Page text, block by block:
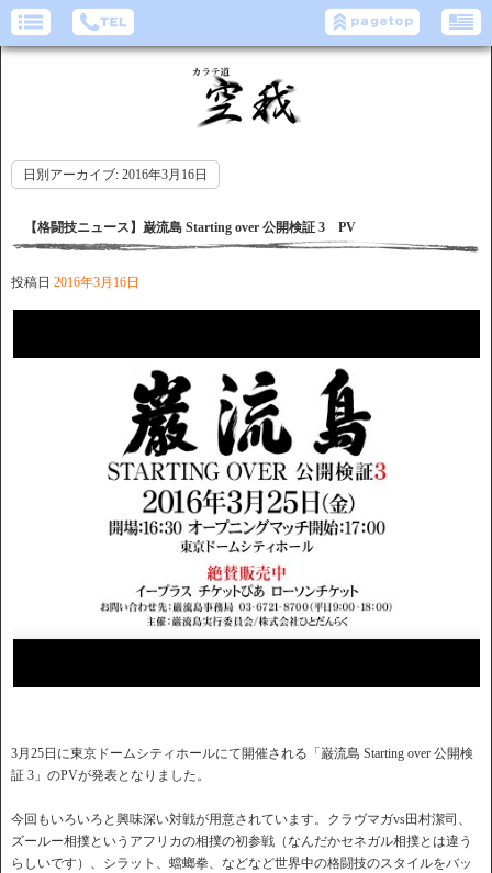
日別アーカイブ: 2016年3月16日
【格闘技ニュース】巌流島 Starting over 公開検証 3 PV
投稿日 2016年3月16日
3月25日に東京ドームシティホールにて開催される「巌流島 Starting over 公開検
証 3」のPVが発表となりました。
今回もいろいろと興味深い対戦が用意されています。クラヴマガvs田村潔司、
ズールー相撲というアフリカの相撲の初参戦（なんだかセネガル相撲とは違う
らしいです）、シラット、蟷螂拳、などなど世界中の格闘技のスタイルをバッ